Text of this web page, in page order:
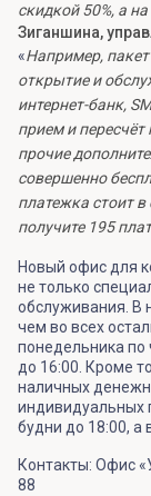
скидкой 50%, а
Зиганшина,
«Например,
открытие и
интернет-банк,
прием и
прочие
совершенно
платежка стоит
получите 195
Новый офис для
не только
обслуживания. В
чем во всех
понедельника по
до 16:00. Кроме
наличных
индивидуальных
будни до 18:00, а
Контакты: Офис
88